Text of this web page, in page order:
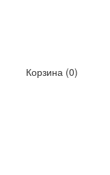
Корзина (0)